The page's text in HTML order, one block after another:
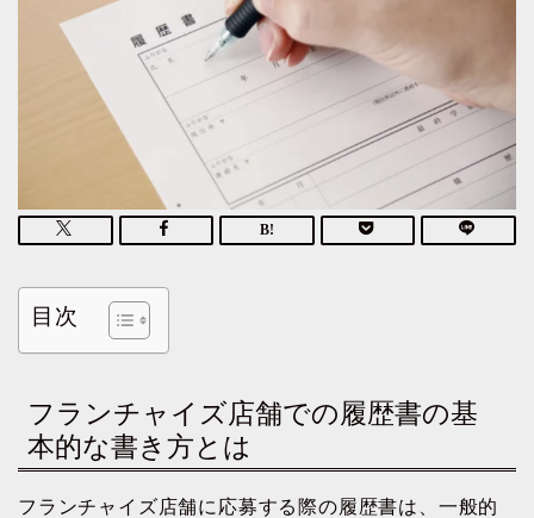
目次
フランチャイズ店舗での履歴書の基
本的な書き方とは
フランチャイズ店舗に応募する際の履歴書は、一般的